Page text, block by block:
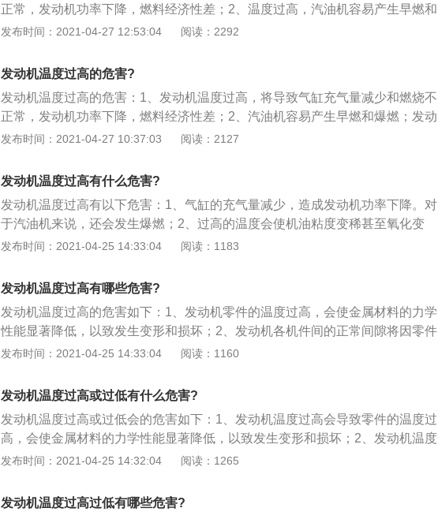
产生润滑作用，避免与消除气泡引起瞬间高温所造成的发动机伤害。
正常，发动机功率下降，燃料经济性差；2、温度过高，汽油机容易产生早燃和
爆燃；3、温度过高，发动机零件也会因润滑不良而加速磨损，甚至导致机件卡
点燃困难或燃烧迟缓，造成发动机功率下降以及燃料消耗量增加；5、温度过
耗；6、温度过低，而未汽化的燃料（液体燃料）对气缸表面进行冲刷，会破坏
润滑油膜，从而加快了机件的磨损；7、温度过低发动机起动困难，发动机运转
阻力大，燃油蒸发困难等因素所致。
发布时间：2021-04-27 12:53:04 阅读：2292
发动机温度过高的危害?
发动机温度过高的危害：1、发动机温度过高，将导致气缸充气量减少和燃烧不
正常，发动机功率下降，燃料经济性差；2、汽油机容易产生早燃和爆燃；发动
机零件也会因润滑不良而加速磨损，甚至导致机件卡死或破坏；3、发动机温度
加；4、二是因温度过低而未汽化的燃油凝结后流入曲轴箱，既增加了燃料的消
耗，又使机油稀释而影响正常润滑。
发布时间：2021-04-27 10:37:03 阅读：2127
发动机温度过高有什么危害?
发动机温度过高有以下危害：1、气缸的充气量减少，造成发动机功率下降。对
于汽油机来说，还会发生爆燃；2、过高的温度会使机油粘度变稀甚至氧化变
质，降低润滑作用，加剧零件的磨损；3、温度过高时，零件受热膨胀，各机件
的机械性能显著降低，会使零件发生变形和损坏。
发布时间：2021-04-25 14:33:04 阅读：1183
发动机温度过高有哪些危害?
发动机温度过高的危害如下：1、发动机零件的温度过高，会使金属材料的力学
性能显著降低，以致发生变形和损坏；2、发动机各机件间的正常间隙将因零件
受热膨胀而被破坏，使零件不能正常工作；3、温度过高使机油粘度变稀甚至氧
量减少，造成发动机功率下降。汽油机工作时，还会发生爆燃。
发布时间：2021-04-25 14:33:04 阅读：1160
发动机温度过高或过低有什么危害?
发动机温度过高或过低会的危害如下：1、发动机温度过高会导致零件的温度过
高，会使金属材料的力学性能显著降低，以致发生变形和损坏；2、发动机温度
过高会导致各机件间的正常间隙将因零件受热膨胀而被破坏，使零件不能正常工
动机温度过低会导致发动机乏力，启动无力，效应器会产生炮鸣声。
发布时间：2021-04-25 14:32:04 阅读：1265
发动机温度过高过低有哪些危害?